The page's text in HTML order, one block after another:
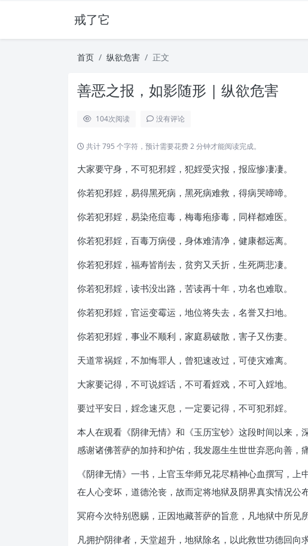
戒了它
首页 纵欲危害 正文
善恶之报，如影随形 | 纵欲危害
104次阅读 没有评论
共计 795 个字符，预计需要花费 2 分钟才能阅读完成。
大家要守身，不可犯邪婬，犯婬受灾报，报应惨凄凄。
你若犯邪婬，易得黑死病，黑死病难救，得病哭啼啼。
你若犯邪婬，易染疮痘毒，梅毒疱疹毒，同样都难医。
你若犯邪婬，百毒万病侵，身体难清净，健康都远离。
你若犯邪婬，福寿皆削去，贫穷又夭折，生死两悲凄。
你若犯邪婬，读书没出路，苦读再十年，功名也难取。
你若犯邪婬，官运变霉运，地位将失去，名誉又扫地。
你若犯邪婬，事业不顺利，家庭易破散，害子又伤妻。
天道常祸婬，不加悔罪人，曾犯速改过，可使灾难离。
大家要记得，不可说婬话，不可看婬戏，不可入婬地。
要过平安日，婬念速灭息，一定要记得，不可犯邪婬。
本人在观看《阴律无情》和《玉历宝钞》这段时间以来，
感谢诸佛菩萨的加持和护佑，我发愿生生世世弃恶向善，痛
《阴律无情》一书，上官玉华师兄花尽精神心血撰写，
在人心变坏，道德沦丧，故而定将地狱及阴界真实情况公
冥府今次特别恩赐，正因地藏菩萨的旨意，凡地狱中所见
凡拥护阴律者，天堂超升，地狱除名，以此救世功德回向